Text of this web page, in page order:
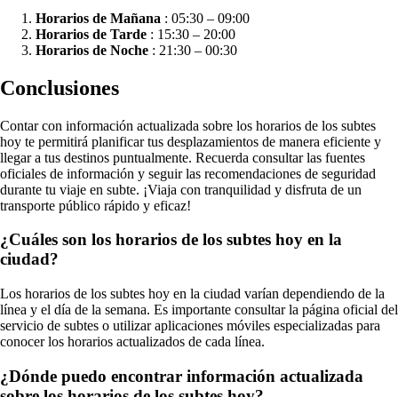
Horarios de Mañana : 05:30 – 09:00
Horarios de Tarde : 15:30 – 20:00
Horarios de Noche : 21:30 – 00:30
Conclusiones
Contar con información actualizada sobre los horarios de los subtes
hoy te permitirá planificar tus desplazamientos de manera eficiente y
llegar a tus destinos puntualmente. Recuerda consultar las fuentes
oficiales de información y seguir las recomendaciones de seguridad
durante tu viaje en subte. ¡Viaja con tranquilidad y disfruta de un
transporte público rápido y eficaz!
¿Cuáles son los horarios de los subtes hoy en la
ciudad?
Los horarios de los subtes hoy en la ciudad varían dependiendo de la
línea y el día de la semana. Es importante consultar la página oficial del
servicio de subtes o utilizar aplicaciones móviles especializadas para
conocer los horarios actualizados de cada línea.
¿Dónde puedo encontrar información actualizada